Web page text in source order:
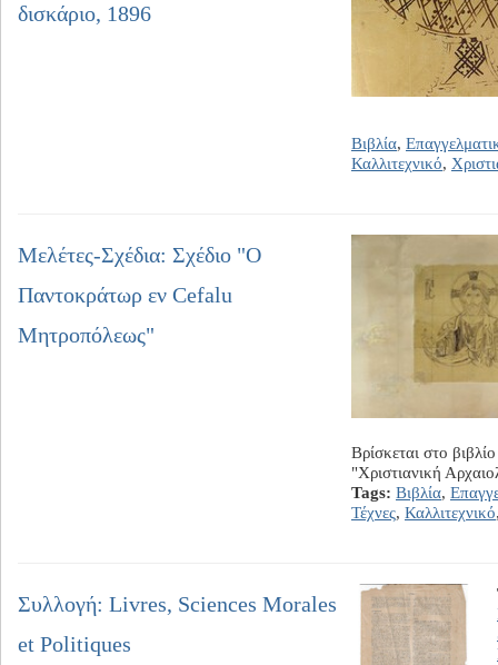
δισκάριο, 1896
Βιβλία,
Καλλιτεχνικό,
Μελέτες-Σχέδια: Σχέδιο "Ο
Παντοκράτωρ εν Cefalu
Μητροπόλεως"
Βρίσκεται στο
"Χριστιανική
Tags: Βιβλία,
Τέχνες, Καλλιτεχνικό
Συλλογή: Livres, Sciences Morales
et Politiques